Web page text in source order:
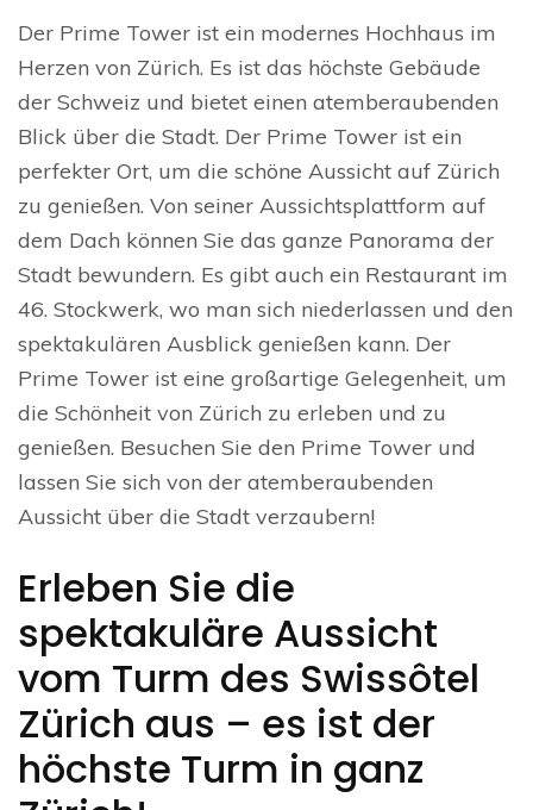
Der Prime Tower ist ein modernes Hochhaus im
Herzen von Zürich. Es ist das höchste Gebäude
der Schweiz und bietet einen atemberaubenden
Blick über die Stadt. Der Prime Tower ist ein
perfekter Ort, um die schöne Aussicht auf Zürich
zu genießen. Von seiner Aussichtsplattform auf
dem Dach können Sie das ganze Panorama der
Stadt bewundern. Es gibt auch ein Restaurant im
46. Stockwerk, wo man sich niederlassen und den
spektakulären Ausblick genießen kann. Der
Prime Tower ist eine großartige Gelegenheit, um
die Schönheit von Zürich zu erleben und zu
genießen. Besuchen Sie den Prime Tower und
lassen Sie sich von der atemberaubenden
Aussicht über die Stadt verzaubern!
Erleben Sie die
spektakuläre Aussicht
vom Turm des Swissôtel
Zürich aus – es ist der
höchste Turm in ganz